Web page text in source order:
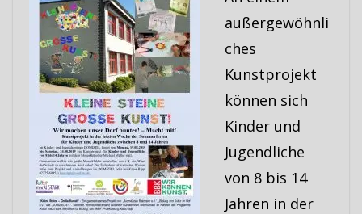
außergewöhnli
ches
Kunstprojekt
können sich
Kinder und
Jugendliche
von 8 bis 14
Jahren in der